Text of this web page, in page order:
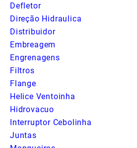
Defletor
Direção Hidraulica
Distribuidor
Embreagem
Engrenagens
Filtros
Flange
Helice Ventoinha
Hidrovacuo
Interruptor Cebolinha
Juntas